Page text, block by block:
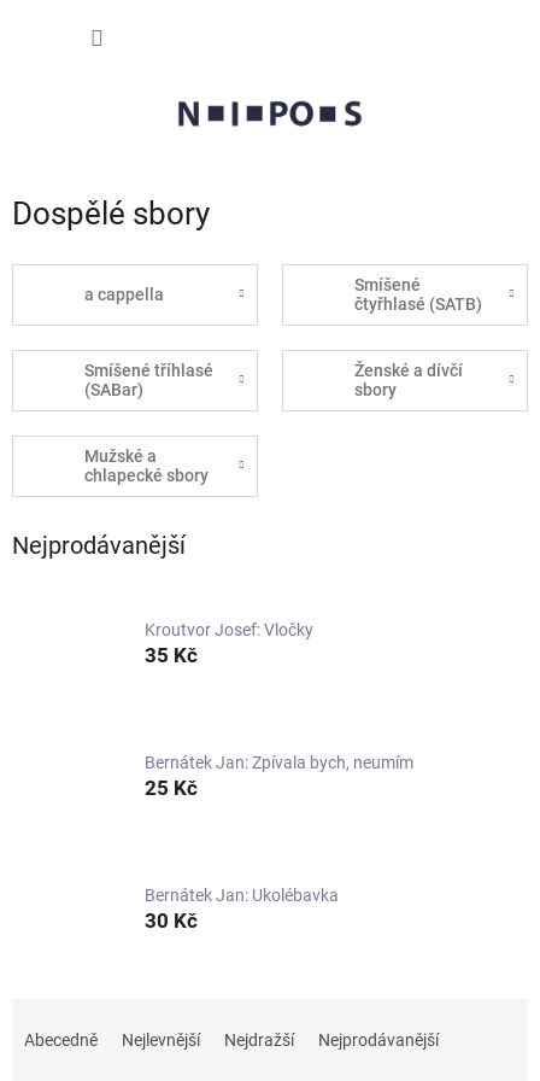
Dospělé sbory
a cappella
Smíšené
čtyřhlasé (SATB)
Smíšené tříhlasé
(SABar)
Ženské a dívčí
sbory
Mužské a
chlapecké sbory
Nejprodávanější
Kroutvor Josef: Vločky
35 Kč
Bernátek Jan: Zpívala bych, neumím
25 Kč
Bernátek Jan: Ukolébavka
30 Kč
Abecedně Nejlevnější Nejdražší Nejprodávanější